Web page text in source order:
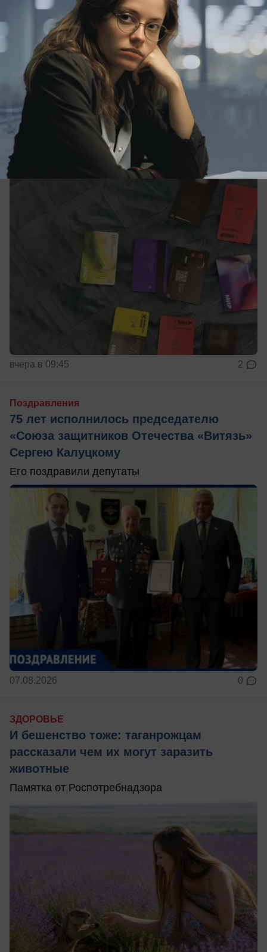
вчера в 10:30
Происшествия
На 200 тысяч "тема": аферист под
Таганрогом получал деньги с чужих
банковских карт
Он был куратором схемы
вчера в 09:45 2
Поздравления
75 лет исполнилось председателю
«Союза защитников Отечества «Витязь»
Сергею Калуцкому
Его поздравили депутаты
07.08.2026 0
ЗДОРОВЬЕ
И бешенство тоже: таганрожцам
рассказали чем их могут заразить
животные
Памятка от Роспотребнадзора